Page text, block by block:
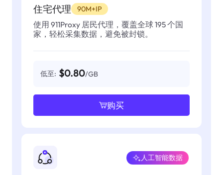
住宅代理 90M+IP
使用 911Proxy 居民代理，覆盖全球 195 个国
家，轻松采集数据，避免被封锁。
低至: $0.80/GB
购买
人工智能数据